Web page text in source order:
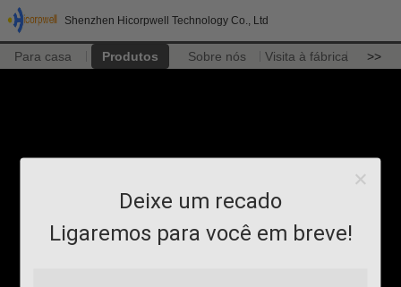
Shenzhen Hicorpwell Technology Co., Ltd
Para casa Produtos Sobre nós Visita à fábrica >>
Deixe um recado
Ligaremos para você em breve!